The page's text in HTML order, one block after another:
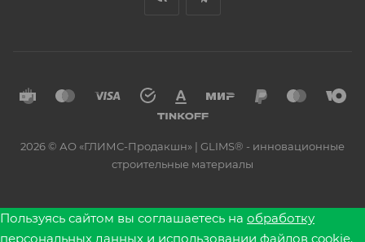
2026 © АО «ГЛИМС-Продакшн» | GLIMS® - инновационные
строительные материалы
Пользуясь сайтом вы соглашаетесь на обработку
персональных данных и использовании файлов cookie.